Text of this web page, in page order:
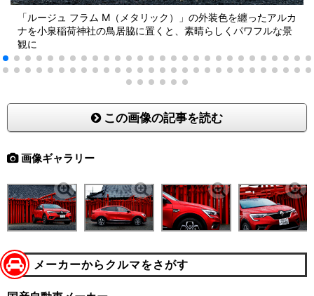
「ルージュ フラム M（メタリック）」の外装色を纏ったアルカ
ナを小泉稲荷神社の鳥居脇に置くと、素晴らしくパワフルな景
観に
この画像の記事を読む
画像ギャラリー
メーカーからクルマをさがす